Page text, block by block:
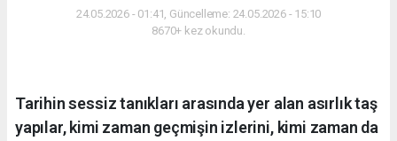
24.05.2026 - 01:41, Güncelleme: 24.05.2026 - 15:10
8670+ kez okundu.
Tarihin sessiz tanıkları arasında yer alan asırlık taş
yapılar, kimi zaman geçmişin izlerini, kimi zaman da